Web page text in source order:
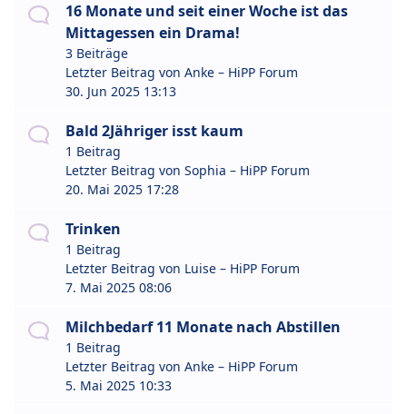
16 Monate und seit einer Woche ist das
Mittagessen ein Drama!
3 Beiträge
Letzter Beitrag von Anke – HiPP Forum
30. Jun 2025 13:13
Bald 2Jähriger isst kaum
1 Beitrag
Letzter Beitrag von Sophia – HiPP Forum
20. Mai 2025 17:28
Trinken
1 Beitrag
Letzter Beitrag von Luise – HiPP Forum
7. Mai 2025 08:06
Milchbedarf 11 Monate nach Abstillen
1 Beitrag
Letzter Beitrag von Anke – HiPP Forum
5. Mai 2025 10:33